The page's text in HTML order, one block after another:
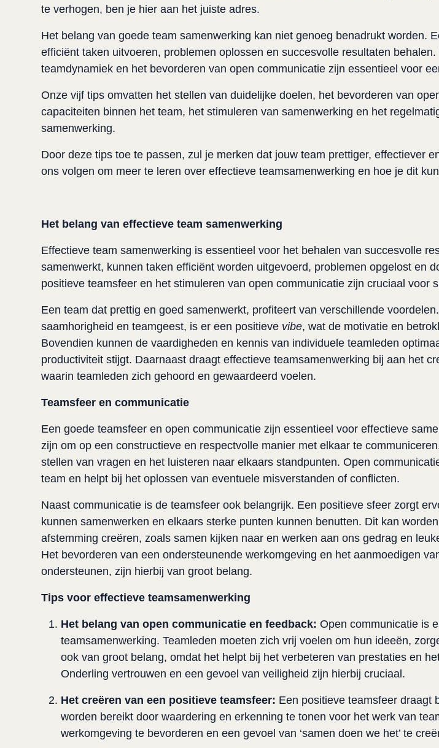
te verhogen, ben je hier aan het juiste adres.
Het belang van goede team samenwerking kan niet genoeg benadrukt worden.
efficiënt taken uitvoeren, problemen oplossen en succesvolle resultaten
teamdynamiek en het bevorderen van open communicatie zijn essentieel voor
Onze vijf tips omvatten het stellen van duidelijke doelen, het bevorderen van
capaciteiten binnen het team, het stimuleren van samenwerking en het
samenwerking.
Door deze tips toe te passen, zul je merken dat jouw team prettiger, effectiever
ons volgen om meer te leren over effectieve teamsamenwerking en hoe je dit
Het belang van effectieve team samenwerking
Effectieve team samenwerking is essentieel voor het behalen van succesvolle
samenwerkt, kunnen taken efficiënt worden uitgevoerd, problemen opgelost en
positieve teamsfeer en het stimuleren van open communicatie zijn cruciaal voor
Een team dat prettig en goed samenwerkt, profiteert van verschillende
saamhorigheid en teamgeest, is er een positieve vibe, wat de motivatie en
Bovendien kunnen de vaardigheden en kennis van individuele teamleden
productiviteit stijgt. Daarnaast draagt effectieve teamsamenwerking bij aan het
waarin teamleden zich gehoord en gewaardeerd voelen.
Teamsfeer en communicatie
Een goede teamsfeer en open communicatie zijn essentieel voor effectieve
zijn om op een constructieve en respectvolle manier met elkaar te
stellen van vragen en het luisteren naar elkaars standpunten. Open
team en helpt bij het oplossen van eventuele misverstanden of conflicten.
Naast communicatie is de teamsfeer ook belangrijk. Een positieve sfeer zorgt
kunnen samenwerken en elkaars sterke punten kunnen benutten. Dit kan
afstemming creëren, zoals samen kijken naar en werken aan ons gedrag en
Het bevorderen van een ondersteunende werkomgeving en het aanmoedigen
ondersteunen, zijn hierbij van groot belang.
Tips voor effectieve teamsamenwerking
Het belang van open communicatie en feedback: Open communicatie is
teamsamenwerking. Teamleden moeten zich vrij voelen om hun ideeën,
ook van groot belang, omdat het helpt bij het verbeteren van prestaties en
Onderling vertrouwen en een gevoel van veiligheid zijn hierbij cruciaal.
Het creëren van een positieve teamsfeer: Een positieve teamsfeer draagt
worden bereikt door waardering en erkenning te tonen voor het werk van
werkomgeving te bevorderen en een gevoel van ‘samen doen we het’ te